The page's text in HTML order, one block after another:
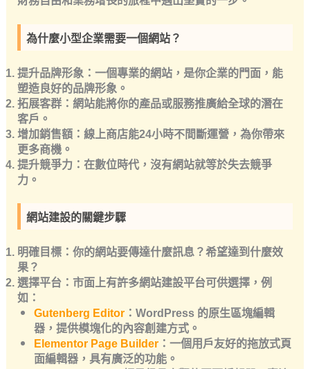
為什麼小型企業需要一個網站？
提升品牌形象：一個專業的網站，是你企業的門面，能
塑造良好的品牌形象。
拓展客群：網站能將你的產品或服務推廣給全球的潛在
客戶。
增加銷售額：線上商店能24小時不間斷運營，為你帶來
更多商機。
提升競爭力 ：在數位時代，沒有網站就等於失去競爭
力。
網站建設的關鍵步驟
明確目標：你的網站要傳達什麼訊息？希望達到什麼效
果？
選擇平台：市面上有許多網站建設平台可供選擇，例
如：
Gutenberg Editor：WordPress 的原生區塊編輯
器，提供模塊化的內容創建方式。
Elementor Page Builder：一個用戶友好的拖放式頁
面編輯器，具有廣泛的功能。